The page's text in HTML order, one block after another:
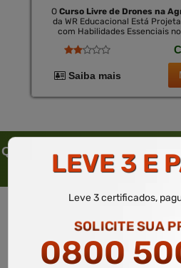
O Curso Livre de Drones na
da WR Educacional Está
com Habilidades Essenciais
sobre Como Otimizar o Uso de
Rendimento das Culturas,
com as Necessidades do
Destacando-Se Pela
Pequena Taxa, Este Curso É Um
Saiba mais
QUEM SOLICITOU ESTE
LEVE 3 E
Leve 3 certificados,
SOLICITE SUA
0800